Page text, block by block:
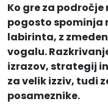
Ko gre za
pogosto spominja
labirinta, z
vogalu.
izrazov, strategij
za velik izziv, tudi
posameznike.